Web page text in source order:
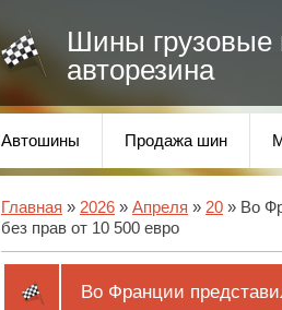
Шины грузовые
авторезина
Автошины Продажа шин
Главная » 2026 » Апреля » 20 » Во
без прав от 10 500 евро
Во Франции